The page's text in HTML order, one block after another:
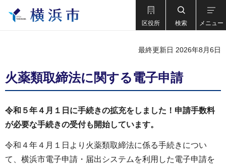
区役所 検索 メニュー
最終更新日 2026年8月6日
火薬類取締法に関する電子申請
令和５年４月１日に手続きの拡充をしました！申請手数料
が必要な手続きの受付も開始しています。
令和４年４月１日より火薬類取締法に係る手続きについ
て、横浜市電子申請・届出システムを利用した電子申請を